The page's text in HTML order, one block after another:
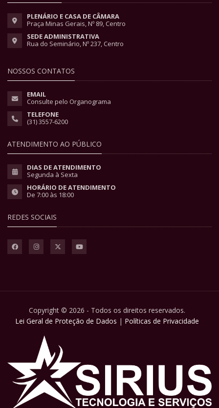
PLENÁRIO E CASA DE CÂMARA
Praça Minas Gerais, Nº 89, Centro
SEDE ADMINISTRATIVA
Rua do Seminário, Nº 237, Centro
NOSSOS CONTATOS
EMAIL
Consulte pelo Organograma
TELEFONE
(31) 3557-6200
ATENDIMENTO AO PÚBLICO
DIAS DE ATENDIMENTO
Segunda à Sexta
HORÁRIO DE ATENDIMENTO
De 7:00 às 18:00
REDES SOCIAIS
Copyright © 2026 - Todos os direitos reservados.
Lei Geral de Proteção de Dados | Políticas de Privacidade